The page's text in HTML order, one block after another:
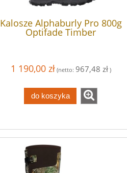
Kalosze Alphaburly Pro 800g
Optifade Timber
1 190,00 zł (netto: 967,48 zł)
do koszyka